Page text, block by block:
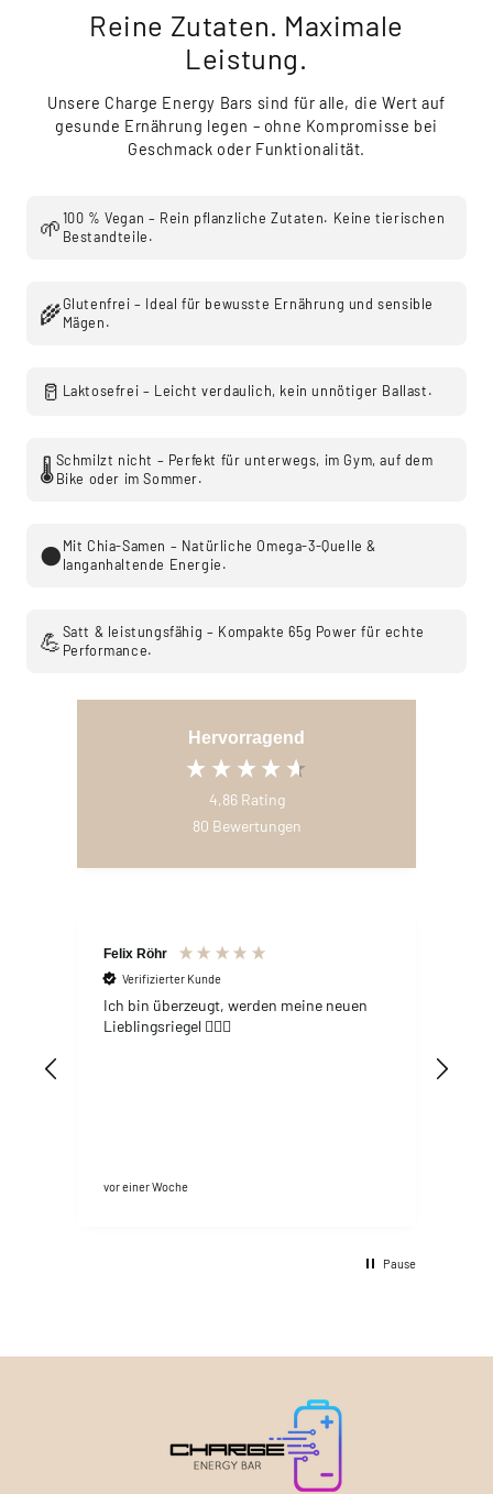
Reine Zutaten. Maximale
Leistung.
Unsere Charge Energy Bars sind für alle, die Wert auf
gesunde Ernährung legen – ohne Kompromisse bei
Geschmack oder Funktionalität.
🌱100 % Vegan – Rein pflanzliche Zutaten. Keine tierischen
Bestandteile.
🌾Glutenfrei – Ideal für bewusste Ernährung und sensible
Mägen.
🥛 Laktosefrei – Leicht verdaulich, kein unnötiger Ballast.
🌡️Schmilzt nicht – Perfekt für unterwegs, im Gym, auf dem
Bike oder im Sommer.
⚫Mit Chia-Samen – Natürliche Omega-3-Quelle &
langanhaltende Energie.
💪Satt & leistungsfähig – Kompakte 65g Power für echte
Performance.
Hervorragend
4,86 Rating
80 Bewertungen
Felix Röhr
Verifizierter Kunde
Ich bin überzeugt, werden meine neuen
Lieblingsriegel 👍🏻😊
vor einer Woche
Pause